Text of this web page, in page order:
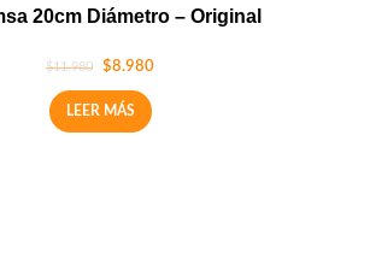
20cm Diámetro – Original
$11.980 $8.980
LEER MÁS